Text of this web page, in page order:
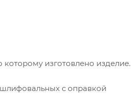
изготовлено изделие.
с оправкой